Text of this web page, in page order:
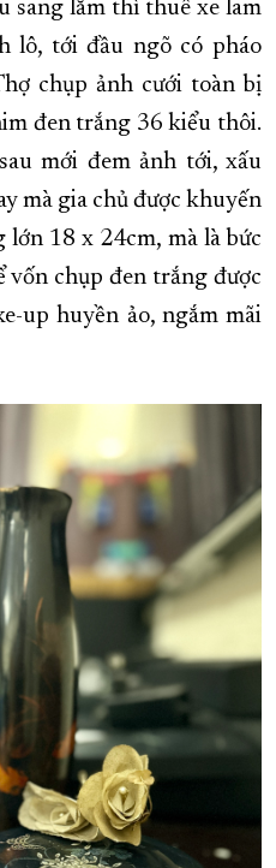
sang lắm thì thuê xe lam
lô, tới đầu ngõ có pháo
chụp ảnh cưới toàn bị
đen trắng 36 kiểu thôi.
mới đem ảnh tới, xấu
mà gia chủ được khuyến
18 x 24cm, mà là bức
vốn chụp đen trắng được
up huyền ảo, ngắm mãi